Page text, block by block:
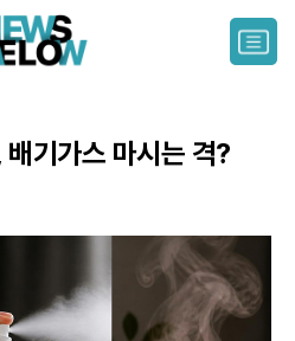
주
치
기가스 마시는 격?